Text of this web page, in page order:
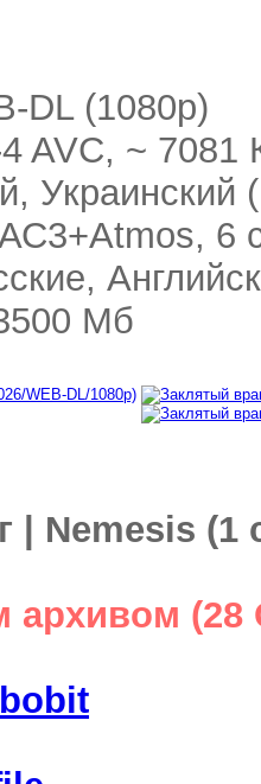
DL (1080p)
AVC, ~ 7081
6
Мб
| Nemesis (1
архивом (28